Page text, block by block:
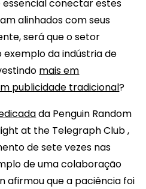
conectar estes
alinhados com seus
será que o setor
da indústria de
mais em
publicidade tradicional?
da Penguin Random
at the Telegraph Club ,
de sete vezes nas
de uma colaboração
afirmou que a paciência foi